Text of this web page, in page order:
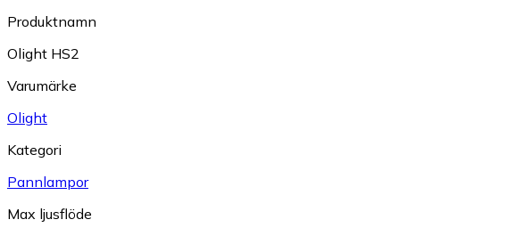
Produktnamn
Olight HS2
Varumärke
Olight
Kategori
Pannlampor
Max ljusflöde